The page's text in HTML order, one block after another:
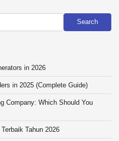
Search
in 2026
in 2025 (Complete Guide)
Company: Which Should You
Tahun 2026